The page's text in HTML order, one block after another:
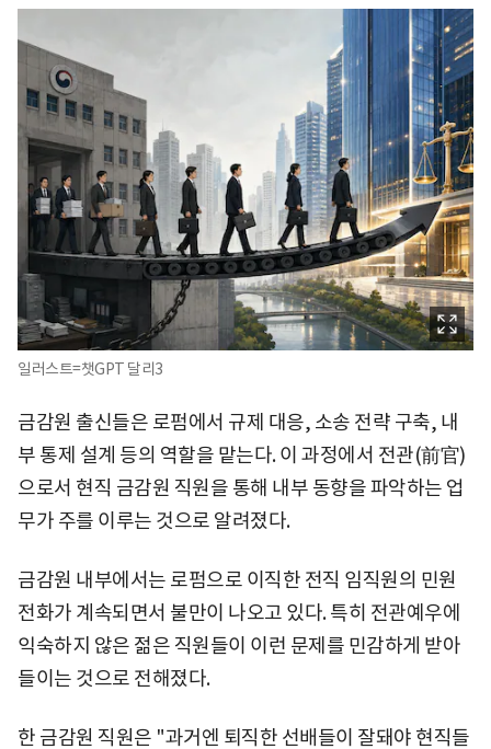
일러스트=챗GPT 달리3
금감원 출신들은 로펌에서 규제 대응, 소송 전략 구축, 내
부 통제 설계 등의 역할을 맡는다. 이 과정에서 전관(前官)
으로서 현직 금감원 직원을 통해 내부 동향을 파악하는 업
무가 주를 이루는 것으로 알려졌다.
금감원 내부에서는 로펌으로 이직한 전직 임직원의 민원
전화가 계속되면서 불만이 나오고 있다. 특히 전관예우에
익숙하지 않은 젊은 직원들이 이런 문제를 민감하게 받아
들이는 것으로 전해졌다.
한 금감원 직원은 "과거엔 퇴직한 선배들이 잘돼야 현직들